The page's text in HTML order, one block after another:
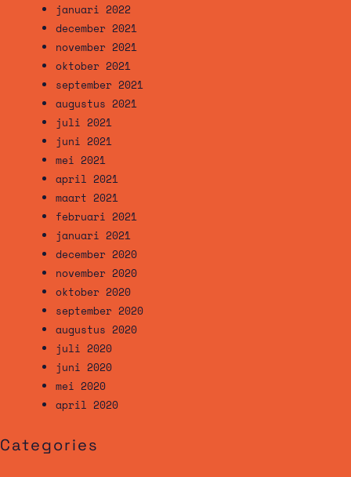
januari 2022
december 2021
november 2021
oktober 2021
september 2021
augustus 2021
juli 2021
juni 2021
mei 2021
april 2021
maart 2021
februari 2021
januari 2021
december 2020
november 2020
oktober 2020
september 2020
augustus 2020
juli 2020
juni 2020
mei 2020
april 2020
Categories